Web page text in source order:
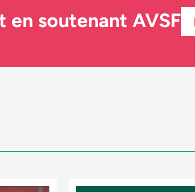
en soutenant AVSF